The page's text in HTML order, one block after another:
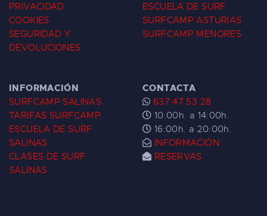
PRIVACIDAD
COOKIES
SEGURIDAD Y
DEVOLUCIONES
ESCUELA DE SURF
SURFCAMP ASTURIAS
SURFCAMP MENORES
INFORMACIÓN
SURFCAMP SALINAS
TARIFAS SURFCAMP
ESCUELA DE SURF
SALINAS
CLASES DE SURF
SALINAS
CONTACTA
637 47 53 28
10:00h. a 14:00h.
16:00h. a 20:00h.
INFORMACIÓN
RESERVAS